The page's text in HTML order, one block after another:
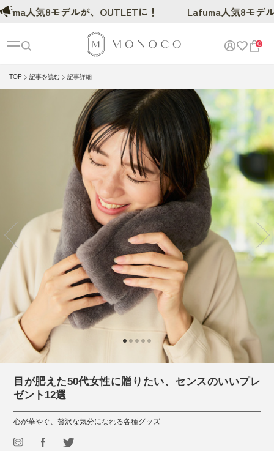
0
TOP 記事を読む 記事詳細
目が肥えた50代女性に贈りたい、センスのいいプレ
ゼント12選
心が華やぐ、贅沢な気分になれる各種グッズ
8モデルが、OUTLETに！ Lafuma人気8モデルが、